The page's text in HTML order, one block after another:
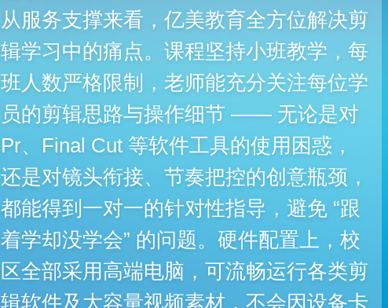
从服务支撑来看，亿美教育全方位解决剪
辑学习中的痛点。课程坚持小班教学，每
班人数严格限制，老师能充分关注每位学
员的剪辑思路与操作细节 —— 无论是对
Pr、Final Cut 等软件工具的使用困惑，
还是对镜头衔接、节奏把控的创意瓶颈，
都能得到一对一的针对性指导，避免 “跟
着学却没学会” 的问题。硬件配置上，校
区全部采用高端电脑，可流畅运行各类剪
辑软件及大容量视频素材，不会因设备卡